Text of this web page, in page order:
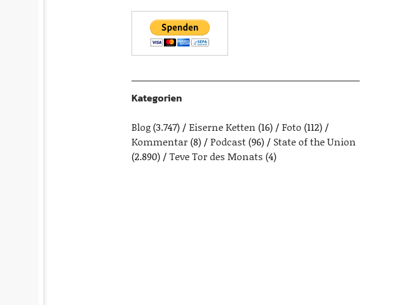
Kategorien
Blog(3.747) Eiserne Ketten (16) Foto (112)
Kommentar(8) Podcast(96)
State of the Union
(2.890)
Teve Tor des Monats (4)